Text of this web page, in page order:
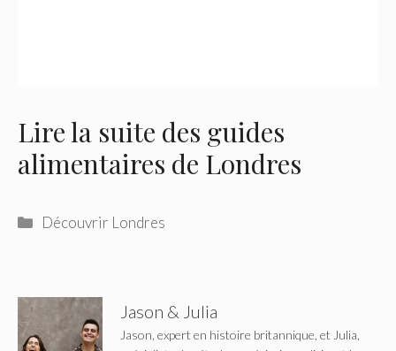
Lire la suite des guides
alimentaires de Londres
Catégories
Découvrir Londres
Jason & Julia
Jason, expert en histoire britannique, et Julia,